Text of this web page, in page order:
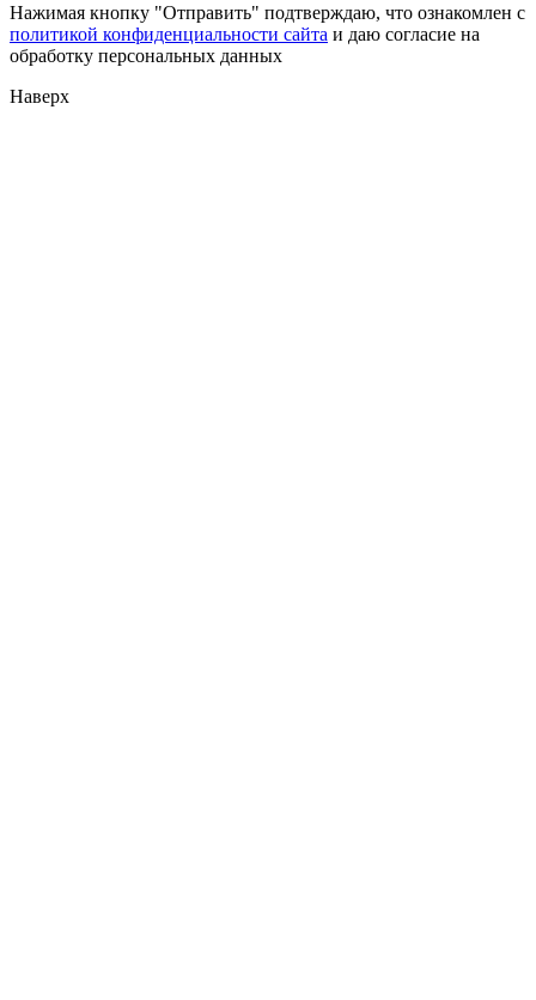
Нажимая кнопку "Отправить" подтверждаю, что ознакомлен с
политикой конфиденциальности сайта и даю согласие на
обработку персональных данных
Наверх